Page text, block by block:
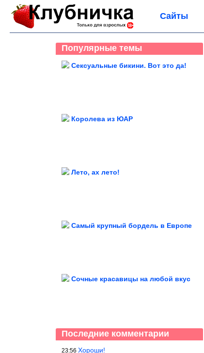
Сайты
Популярные темы
Сексуальные бикини. Вот это да!
Королева из ЮАР
Лето, ах лето!
Самый крупный бордель в Европе
Сочные красавицы на любой вкус
Последние комментарии
23:56 Хороши!